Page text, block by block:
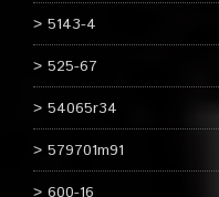
5143-4
525-67
54065r34
579701m91
600-16